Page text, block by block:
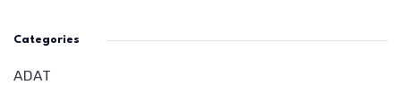
Categories
ADAT